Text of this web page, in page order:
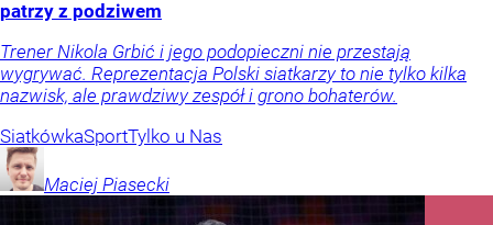
patrzy z podziwem
Trener Nikola Grbić i jego podopieczni nie przestają
wygrywać. Reprezentacja Polski siatkarzy to nie tylko kilka
nazwisk, ale prawdziwy zespół i grono bohaterów.
SiatkówkaSportTylko u Nas
Maciej Piasecki